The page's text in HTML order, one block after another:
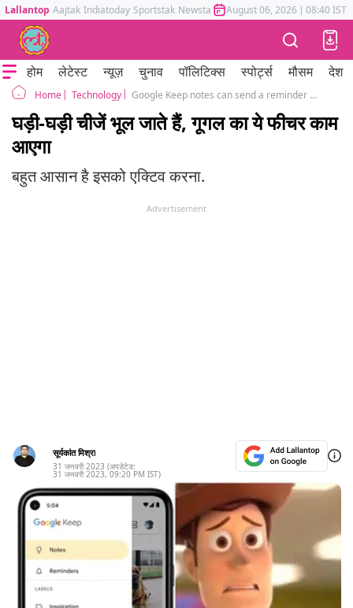
Lallantop Aajtak Indiatoday Sportstak Newstak Mumbai Tak Astrotak
August 06, 2026 | 08:40 IST
होम लेटेस्ट न्यूज़ चुनाव पॉलिटिक्स स्पोर्ट्स मौसम देश
Home Technology Google Keep notes can send a reminder to your location
घड़ी-घड़ी चीजें भूल जाते हैं, गूगल का ये फीचर काम
आएगा
बहुत आसान है इसको एक्टिव करना.
Advertisement
सूर्यकांत मिश्रा
31 जनवरी 2023 (अपडेटेड:
31 जनवरी 2023, 09:20 PM IST)